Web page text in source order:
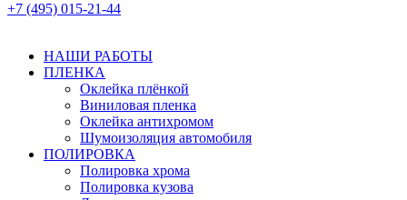
+7 (495) 015-21-44
НАШИ РАБОТЫ
ПЛЕНКА
Оклейка плёнкой
Виниловая пленка
Оклейка антихромом
Шумоизоляция автомобиля
ПОЛИРОВКА
Полировка хрома
Полировка кузова